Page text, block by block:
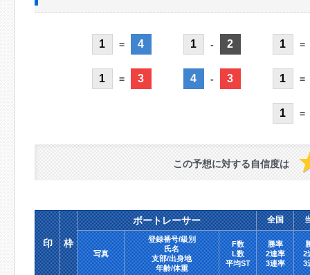
1 = 4
1 = 3
1 - 2
4 - 3
1 =
1 =
1 =
この予想に対する自信度は
印 枠
ボートレーサー 全国
写真
登録番号/級別
氏名
支部/出身地
年齢/体重
F数
L数
平均ST
勝率
2連率
3連率
2
3